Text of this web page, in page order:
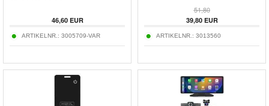
46,60EUR
ARTIKELNR.: 3005709-VAR
51,80
39,80EUR
ARTIKELNR.: 3013560